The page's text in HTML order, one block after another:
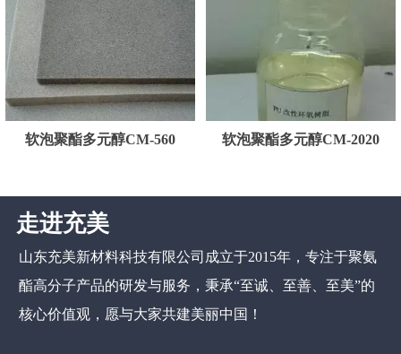
软泡聚酯多元醇CM-560 软泡聚酯多元醇CM-2020
走进充美
山东充美新材料科技有限公司 成立于2015年，专注于聚氨
酯高分子产品的研发与服务，秉承“至诚、至善、至美”的
核心价值观，愿与大家共建美丽中国！